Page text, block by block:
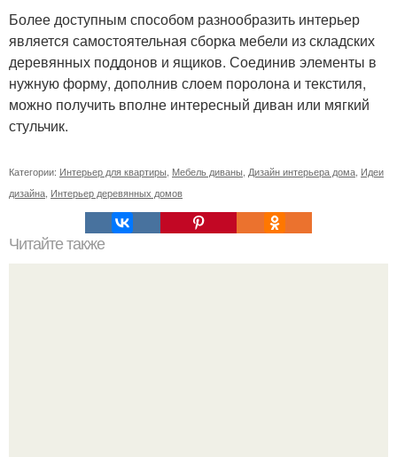
Более доступным способом разнообразить интерьер
является самостоятельная сборка мебели из складских
деревянных поддонов и ящиков. Соединив элементы в
нужную форму, дополнив слоем поролона и текстиля,
можно получить вполне интересный диван или мягкий
стульчик.
Категории: Интерьер для квартиры Мебель диваны Дизайн интерьера дома Идеи
дизайна Интерьер деревянных домов
Читайте также